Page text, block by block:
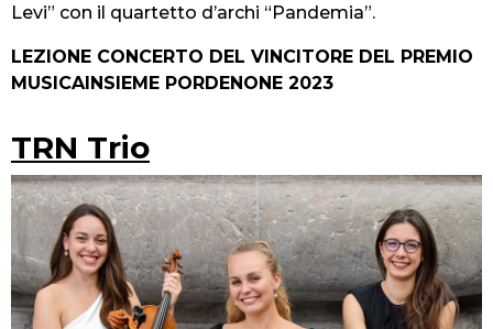
Levi” con il quartetto d’archi “Pandemia”.
LEZIONE CONCERTO DEL VINCITORE DEL PREMIO
MUSICAINSIEME PORDENONE 2023
TRN Trio